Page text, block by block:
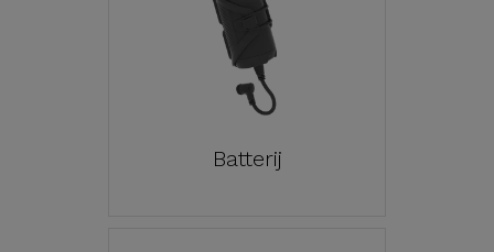
Batterij